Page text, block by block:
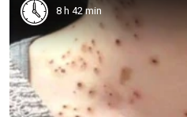
8 h 42 min